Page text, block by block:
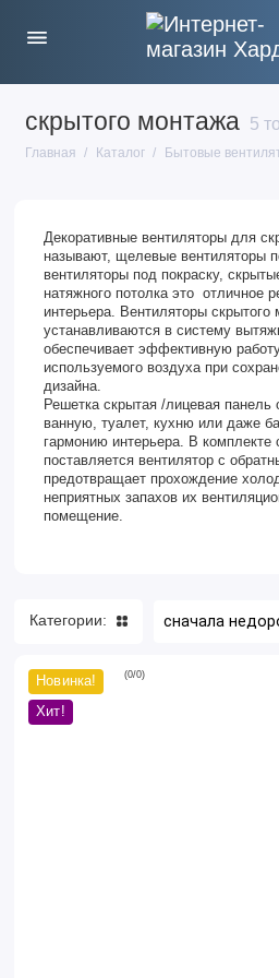
скрытого монтажа 5
Главная Каталог Бытовые
Декоративные вентиляторы для
называют, щелевые вентиляторы
вентиляторы под покраску,
натяжного потолка это отличное
интерьера. Вентиляторы скрытого
устанавливаются в систему
обеспечивает эффективную
используемого воздуха при
дизайна.
Решетка скрытая /лицевая панель
ванную, туалет, кухню или даже
гармонию интерьера. В комплекте
поставляется вентилятор с
предотвращает прохождение
неприятных запахов их
помещение.
Категории:
скрытого
монтажа
207*207
Новинка!
Хит!
(0/0)